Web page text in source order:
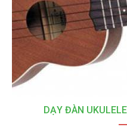
DẠY ĐÀN